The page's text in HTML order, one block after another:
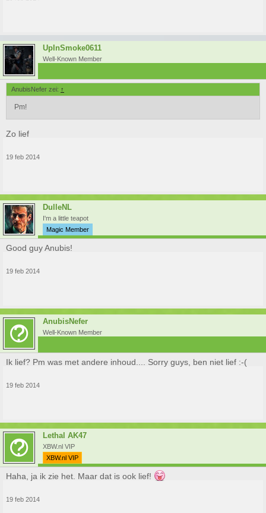
UpInSmoke0611
Well-Known Member
AnubisNefer zei: ↑
Pm!
Zo lief
19 feb 2014
DulleNL
I'm a little teapot
Magic Member
Good guy Anubis!
19 feb 2014
AnubisNefer
Well-Known Member
Ik lief? Pm was met andere inhoud.... Sorry guys, ben niet lief :-(
19 feb 2014
Lethal AK47
XBW.nl VIP
XBW.nl VIP
Haha, ja ik zie het. Maar dat is ook lief!
19 feb 2014